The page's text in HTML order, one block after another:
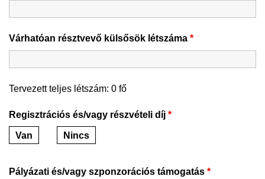
Várhatóan résztvevő külsősök létszáma *
Tervezett teljes létszám: 0 fő
Regisztrációs és/vagy részvételi díj *
Van Nincs
Pályázati és/vagy szponzorációs támogatás *